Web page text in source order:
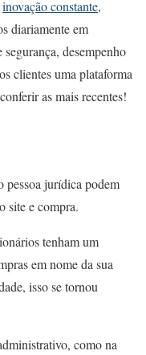
inovação constante,
diariamente em
desempenho
clientes uma plataforma
as mais recentes!
pessoa jurídica podem
site e compra.
tenham um
em nome da sua
isso se tornou
como na